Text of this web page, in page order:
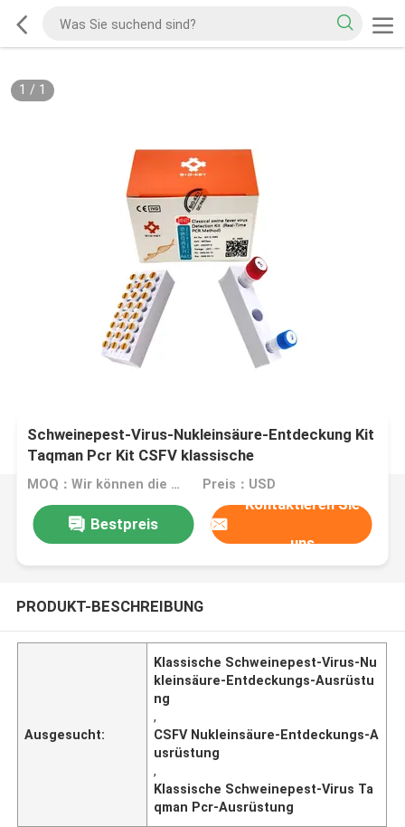
1 / 1
Schweinepest-Virus-Nukleinsäure-Entdeckung Kit
Taqman Pcr Kit CSFV klassische
MOQ：Wir können die flüssigen und lyophilisierten Ausrüstungen produzieren Preis：USD
Bestpreis
Kontaktieren Sie
uns
PRODUKT-BESCHREIBUNG
Ausgesucht:
Klassische Schweinepest-Virus-Nu
kleinsäure-Entdeckungs-Ausrüstu
ng
,
CSFV Nukleinsäure-Entdeckungs-A
usrüstung
,
Klassische Schweinepest-Virus Ta
qman Pcr-Ausrüstung